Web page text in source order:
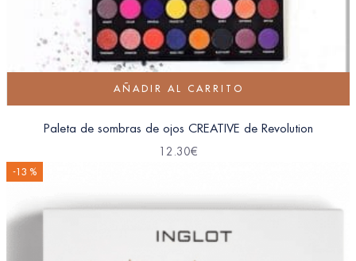
AÑADIR AL CARRITO
Paleta de sombras de ojos CREATIVE de Revolution
12.30€
-13 %